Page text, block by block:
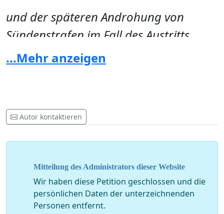
und der späteren Androhung von
Sündenstrafen im Fall des Austritts
äußerst erschwert wird, bzw.
ausgeschlossen wird. Und schließlich
verbundene geistige Vergewaltigung
der Menschenwürde im Sinne von Art.
1.Abs..1 GG.
Das hieran bis jetzt noch niemand
daran Anstoß genommen hat liegt
daran das man für die unmündigen
...Mehr anzeigen
Autor kontaktieren
Mitteilung des Administrators dieser Website
Wir haben diese Petition geschlossen und die
persönlichen Daten der unterzeichnenden
Personen entfernt.